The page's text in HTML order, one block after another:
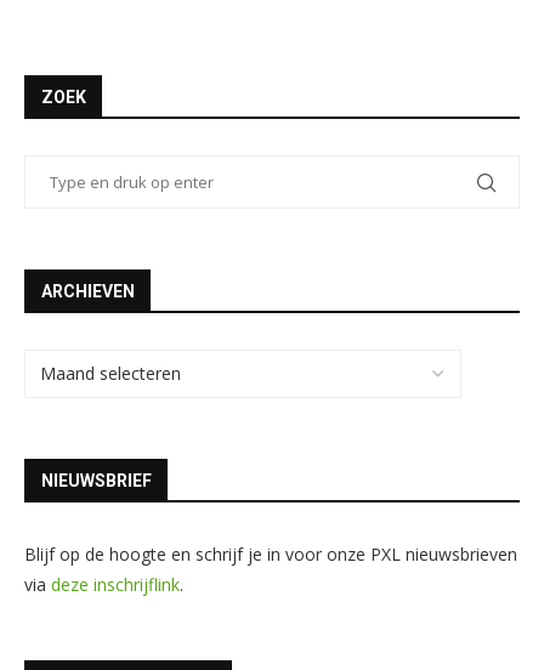
ZOEK
ARCHIEVEN
NIEUWSBRIEF
Blijf op de hoogte en schrijf je in voor onze PXL nieuwsbrieven
via deze inschrijflink.